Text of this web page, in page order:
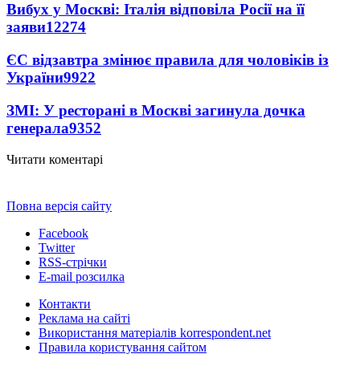
Вибух у Москві: Італія відповіла Росії на її
заяви12274
ЄС відзавтра змінює правила для чоловіків із
України9922
ЗМІ: У ресторані в Москві загинула дочка
генерала9352
Читати коментарі
Повна версія сайту
Facebook
Twitter
RSS-стрічки
E-mail розсилка
Контакти
Реклама на сайті
Використання матеріалів korrespondent.net
Правила користування сайтом